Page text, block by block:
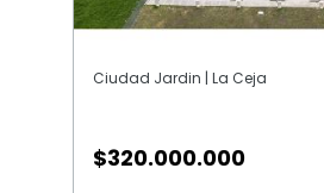
Ciudad Jardin | La Ceja
$320.000.000